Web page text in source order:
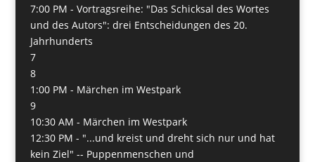
7:00 PM - Vortragsreihe: "Das Schicksal des Wortes
und des Autors": drei Entscheidungen des 20.
Jahrhunderts
7
8
1:00 PM - Märchen im Westpark
9
10:30 AM - Märchen im Westpark
12:30 PM - "...und kreist und dreht sich nur und hat
kein Ziel" -- Puppenmenschen und